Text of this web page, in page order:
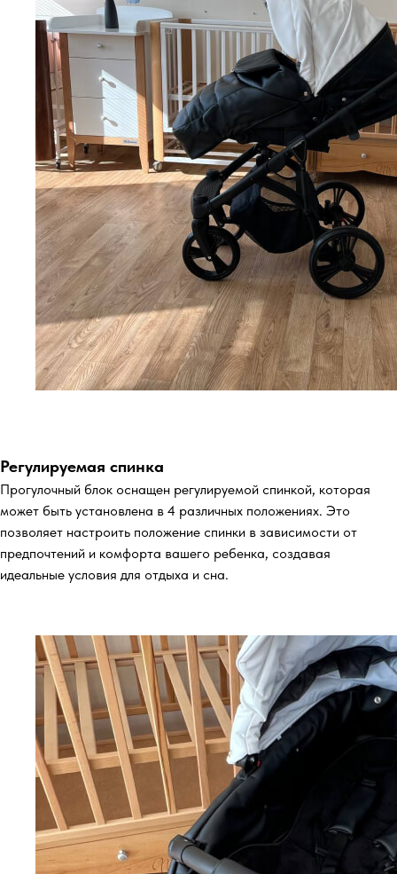
Регулируемая спинка
Прогулочный блок оснащен регулируемой спинкой, которая
может быть установлена в 4 различных положениях. Это
позволяет настроить положение спинки в зависимости от
предпочтений и комфорта вашего ребенка, создавая
идеальные условия для отдыха и сна.